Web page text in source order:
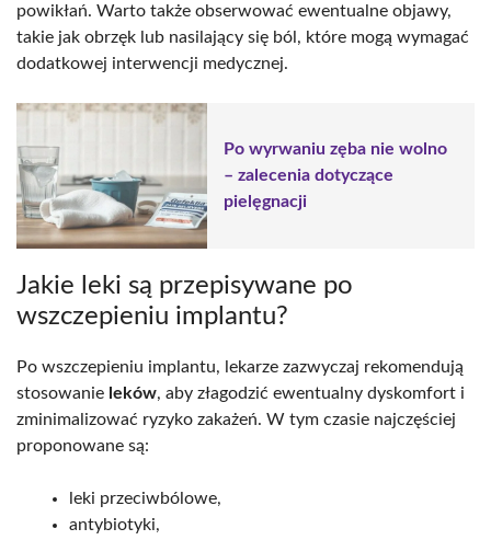
powikłań. Warto także obserwować ewentualne objawy,
takie jak obrzęk lub nasilający się ból, które mogą wymagać
dodatkowej interwencji medycznej.
Po wyrwaniu zęba nie wolno
– zalecenia dotyczące
pielęgnacji
Jakie leki są przepisywane po
wszczepieniu implantu?
Po wszczepieniu implantu, lekarze zazwyczaj rekomendują
stosowanie leków, aby złagodzić ewentualny dyskomfort i
zminimalizować ryzyko zakażeń. W tym czasie najczęściej
proponowane są:
leki przeciwbólowe,
antybiotyki,